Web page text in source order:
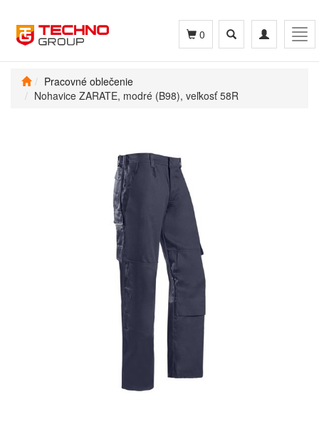
Toggle
navigation
Toggle
search
0
Pracovné oblečenie
Nohavice ZARATE, modré (B98), veľkosť 58R